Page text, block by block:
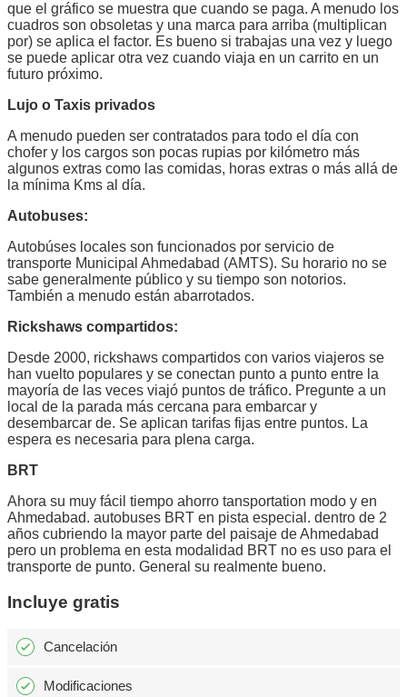
que el gráfico se muestra que cuando se paga. A menudo los
cuadros son obsoletas y una marca para arriba (multiplican
por) se aplica el factor. Es bueno si trabajas una vez y luego
se puede aplicar otra vez cuando viaja en un carrito en un
futuro próximo.
Lujo o Taxis privados
A menudo pueden ser contratados para todo el día con
chofer y los cargos son pocas rupias por kilómetro más
algunos extras como las comidas, horas extras o más allá de
la mínima Kms al día.
Autobuses:
Autobúses locales son funcionados por servicio de
transporte Municipal Ahmedabad (AMTS). Su horario no se
sabe generalmente público y su tiempo son notorios.
También a menudo están abarrotados.
Rickshaws compartidos:
Desde 2000, rickshaws compartidos con varios viajeros se
han vuelto populares y se conectan punto a punto entre la
mayoría de las veces viajó puntos de tráfico. Pregunte a un
local de la parada más cercana para embarcar y
desembarcar de. Se aplican tarifas fijas entre puntos. La
espera es necesaria para plena carga.
BRT
Ahora su muy fácil tiempo ahorro tansportation modo y en
Ahmedabad. autobuses BRT en pista especial. dentro de 2
años cubriendo la mayor parte del paisaje de Ahmedabad
pero un problema en esta modalidad BRT no es uso para el
transporte de punto. General su realmente bueno.
Incluye gratis
Cancelación
Modificaciones